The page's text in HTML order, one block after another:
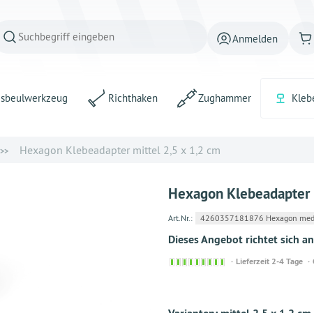
Anmelden
Richthaken Zughammer
Hexagon Klebeadapter mittel 2,5 x 1,2 cm
Hexagon
Art.Nr.: 4260357181876 Hexagon
Dieses Angebot richtet sich
Sofort
Lieferzeit 2-4 Tage